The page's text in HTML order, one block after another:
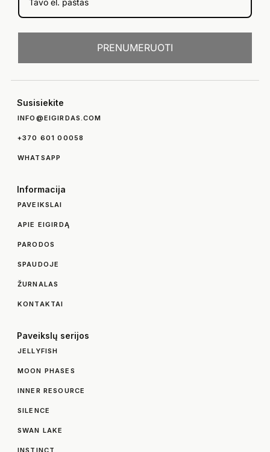
PRENUMERUOTI
Susisiekite
INFO@EIGIRDAS.COM
+370 601 00058
WHATSAPP
Informacija
PAVEIKSLAI
APIE EIGIRDĄ
PARODOS
SPAUDOJE
ŽURNALAS
KONTAKTAI
Paveikslų serijos
JELLYFISH
MOON PHASES
INNER RESOURCE
SILENCE
SWAN LAKE